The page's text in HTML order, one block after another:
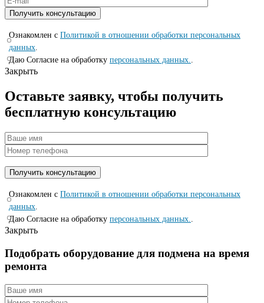
Ознакомлен с Политикой в отношении обработки персональных
данных.
Даю Согласие на обработку персональных данных..
Закрыть
Оставьте заявку, чтобы получить
бесплатную консультацию
Ознакомлен с Политикой в отношении обработки персональных
данных.
Даю Согласие на обработку персональных данных..
Закрыть
Подобрать оборудование для подмена на время
ремонта